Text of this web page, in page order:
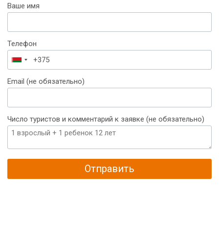
Ваше имя
Телефон
Беларусь
+375
Email (не обязательно)
Число туристов и комментарий к заявке (не обязательно)
Отправить